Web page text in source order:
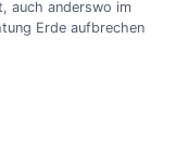
auch anderswo im
Erde aufbrechen